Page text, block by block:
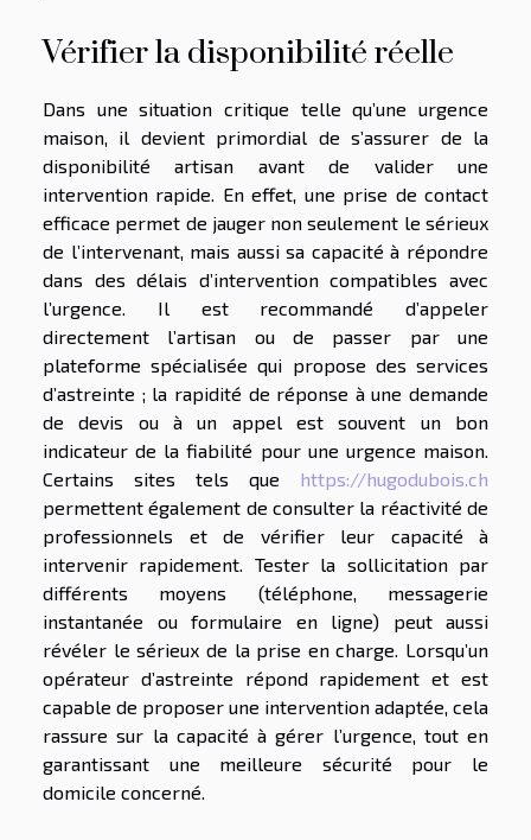
Vérifier la disponibilité réelle
Dans une situation critique telle qu’une urgence
maison, il devient primordial de s’assurer de la
disponibilité artisan avant de valider une
intervention rapide. En effet, une prise de contact
efficace permet de jauger non seulement le sérieux
de l’intervenant, mais aussi sa capacité à répondre
dans des délais d’intervention compatibles avec
l’urgence. Il est recommandé d’appeler
directement l’artisan ou de passer par une
plateforme spécialisée qui propose des services
d’astreinte ; la rapidité de réponse à une demande
de devis ou à un appel est souvent un bon
indicateur de la fiabilité pour une urgence maison.
Certains sites tels que https://hugodubois.ch
permettent également de consulter la réactivité de
professionnels et de vérifier leur capacité à
intervenir rapidement. Tester la sollicitation par
différents moyens (téléphone, messagerie
instantanée ou formulaire en ligne) peut aussi
révéler le sérieux de la prise en charge. Lorsqu’un
opérateur d’astreinte répond rapidement et est
capable de proposer une intervention adaptée, cela
rassure sur la capacité à gérer l’urgence, tout en
garantissant une meilleure sécurité pour le
domicile concerné.